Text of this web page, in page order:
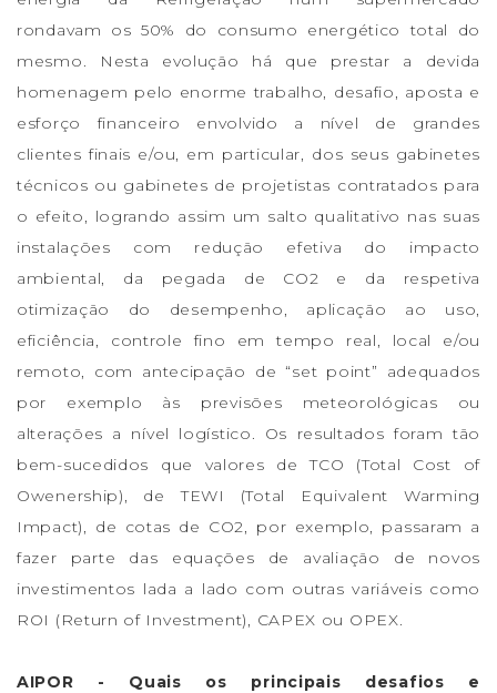
rondavam os 50% do consumo energético total do
mesmo. Nesta evolução há que prestar a devida
homenagem pelo enorme trabalho, desafio, aposta e
esforço financeiro envolvido a nível de grandes
clientes finais e/ou, em particular, dos seus gabinetes
técnicos ou gabinetes de projetistas contratados para
o efeito, logrando assim um salto qualitativo nas suas
instalações com redução efetiva do impacto
ambiental, da pegada de CO2 e da respetiva
otimização do desempenho, aplicação ao uso,
eficiência, controle fino em tempo real, local e/ou
remoto, com antecipação de “set point” adequados
por exemplo às previsões meteorológicas ou
alterações a nível logístico. Os resultados foram tão
bem-sucedidos que valores de TCO (Total Cost of
Owenership), de TEWI (Total Equivalent Warming
Impact), de cotas de CO2, por exemplo, passaram a
fazer parte das equações de avaliação de novos
investimentos lada a lado com outras variáveis como
ROI (Return of Investment), CAPEX ou OPEX.
AIPOR - Quais os principais desafios e